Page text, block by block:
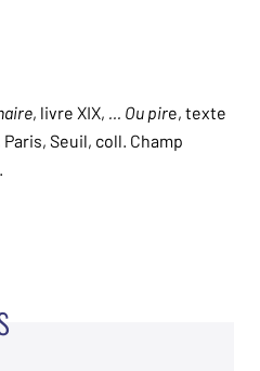
, livre XIX, … Ou pire, texte
Seuil, coll. Champ